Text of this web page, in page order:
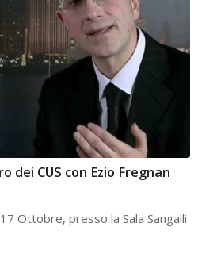
dei CUS con Ezio Fregnan
Ottobre, presso la Sala Sangalli